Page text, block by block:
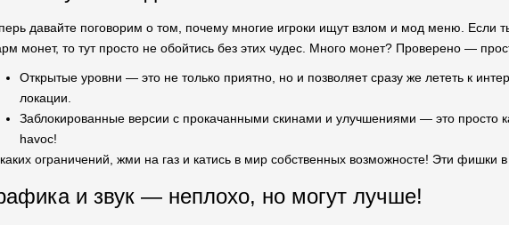
давайте поговорим о том, почему многие игроки ищут взлом и мод меню. Если
монет, то тут просто не обойтись без этих чудес. Много монет? Проверено —
Открытые уровни — это не только приятно, но и позволяет сразу же лететь к
локации.
Заблокированные версии с прокачанными скинами и улучшениями — это просто
havoc!
ограничений, жми на газ и катись в мир собственных возможносте! Эти фишки
и звук — неплохо, но могут лучше!